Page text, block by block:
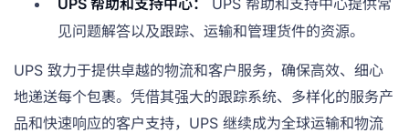
UPS 帮助和支持中心：
UPS 帮助和支持中心提供常
见问题解答以及跟踪、运输和管理货件的资源。
UPS 致力于提供卓越的物流和客户服务，确保高效、细心
地递送每个包裹。凭借其强大的跟踪系统、多样化的服务产
品和快速响应的客户支持，UPS 继续成为全球运输和物流